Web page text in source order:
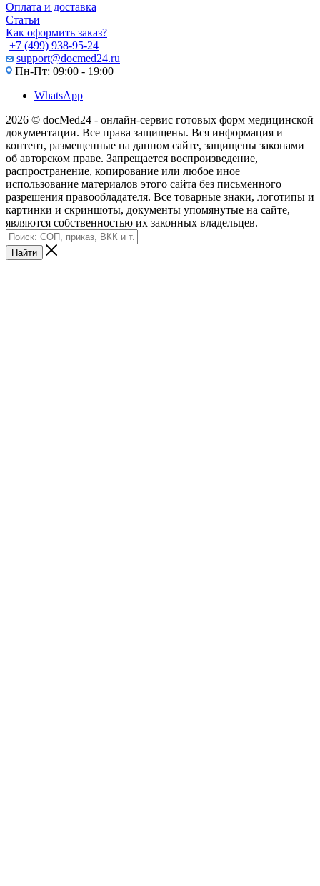
Оплата и доставка
Статьи
Как оформить заказ?
+7 (499) 938-95-24
support@docmed24.ru
Пн-Пт: 09:00 - 19:00
WhatsApp
2026 © docMed24 - онлайн-сервис готовых форм медицинской
документации. Все права защищены. Вся информация и
контент, размещенные на данном сайте, защищены законами
об авторском праве. Запрещается воспроизведение,
распространение, копирование или любое иное
использование материалов этого сайта без письменного
разрешения правообладателя. Все товарные знаки, логотипы и
картинки и скриншоты, документы упомянутые на сайте,
являются собственностью их законных владельцев.
Найти